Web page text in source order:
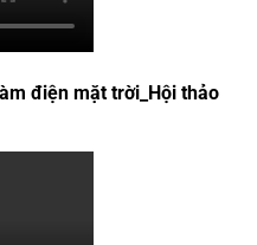
điện mặt trời_Hội thảo